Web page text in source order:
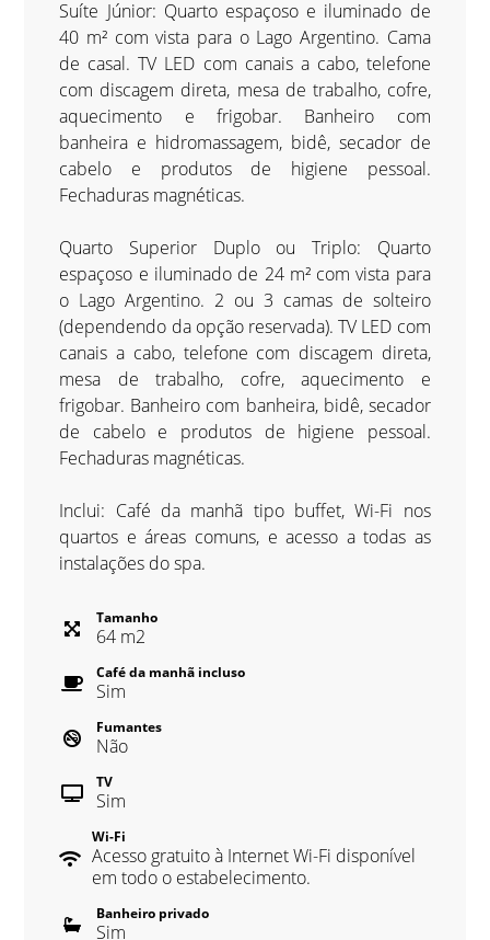
Suíte Júnior: Quarto espaçoso e iluminado de
40 m² com vista para o Lago Argentino. Cama
de casal. TV LED com canais a cabo, telefone
com discagem direta, mesa de trabalho, cofre,
aquecimento e frigobar. Banheiro com
banheira e hidromassagem, bidê, secador de
cabelo e produtos de higiene pessoal.
Fechaduras magnéticas.
Quarto Superior Duplo ou Triplo: Quarto
espaçoso e iluminado de 24 m² com vista para
o Lago Argentino. 2 ou 3 camas de solteiro
(dependendo da opção reservada). TV LED com
canais a cabo, telefone com discagem direta,
mesa de trabalho, cofre, aquecimento e
frigobar. Banheiro com banheira, bidê, secador
de cabelo e produtos de higiene pessoal.
Fechaduras magnéticas.
Inclui: Café da manhã tipo buffet, Wi-Fi nos
quartos e áreas comuns, e acesso a todas as
instalações do spa.
Tamanho
64 m2
Café da manhã incluso
Sim
Fumantes
Não
TV
Sim
Wi-Fi
Acesso gratuito à Internet Wi-Fi disponível
em todo o estabelecimento.
Banheiro privado
Sim